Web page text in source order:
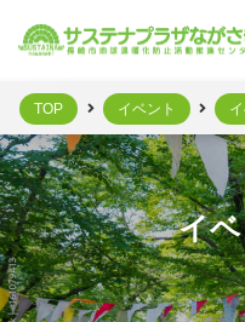
イ
TOP イベント